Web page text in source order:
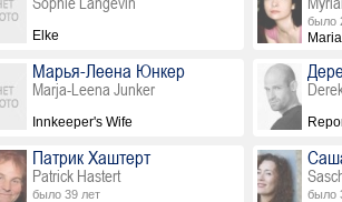
Elke
было
Maria
Марья-Леена Юнкер
Marja-Leena Junker
Innkeeper's Wife
Патрик Хаштерт
Patrick Hastert
было 39 лет было